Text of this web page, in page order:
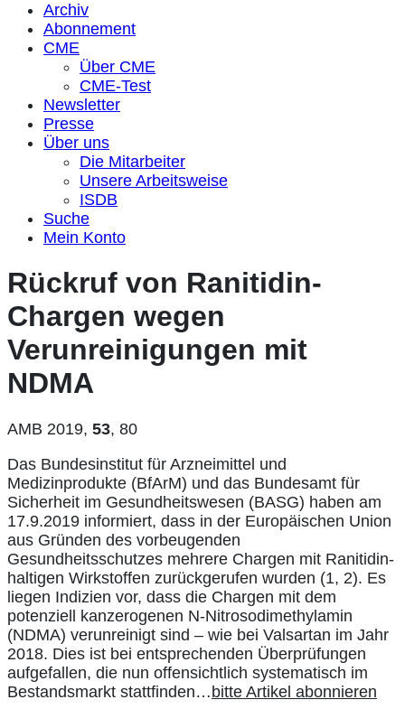
Archiv
Abonnement
CME
Über CME
CME-Test
Newsletter
Presse
Über uns
Die Mitarbeiter
Unsere Arbeitsweise
ISDB
Suche
Mein Konto
Rückruf von Ranitidin-
Chargen wegen
Verunreinigungen mit
NDMA
AMB 2019, 53, 80
Das Bundesinstitut für Arzneimittel und
Medizinprodukte (BfArM) und das Bundesamt für
Sicherheit im Gesundheitswesen (BASG) haben am
17.9.2019 informiert, dass in der Europäischen Union
aus Gründen des vorbeugenden
Gesundheitsschutzes mehrere Chargen mit Ranitidin-
haltigen Wirkstoffen zurückgerufen wurden (1, 2). Es
liegen Indizien vor, dass die Chargen mit dem
potenziell kanzerogenen N-Nitrosodimethylamin
(NDMA) verunreinigt sind – wie bei Valsartan im Jahr
2018. Dies ist bei entsprechenden Überprüfungen
aufgefallen, die nun offensichtlich systematisch im
Bestandsmarkt stattfinden…bitte Artikel abonnieren